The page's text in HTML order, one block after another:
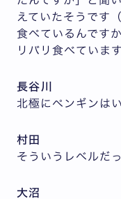
えていたそうです
食べているんです
リバリ食べていま
長谷川
北極にペンギンは
村田
そういうレベルだ
大沼